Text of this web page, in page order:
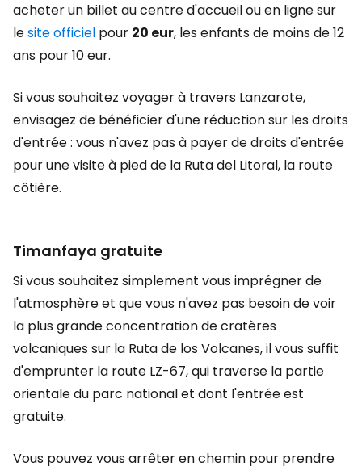
acheter un billet au centre d'accueil ou en ligne sur
lesite officiel pour 20 eur, les enfants de moins de 12
ans pour 10 eur.
Si vous souhaitez voyager à travers Lanzarote,
envisagez de bénéficier d'une réduction sur les droits
d'entrée : vous n'avez pas à payer de droits d'entrée
pour une visite à pied de la Ruta del Litoral, la route
côtière.
Timanfaya gratuite
Si vous souhaitez simplement vous imprégner de
l'atmosphère et que vous n'avez pas besoin de voir
la plus grande concentration de cratères
volcaniques sur la Ruta de los Volcanes, il vous suffit
d'emprunter la route LZ-67, qui traverse la partie
orientale du parc national et dont l'entrée est
gratuite.
Vous pouvez vous arrêter en chemin pour prendre